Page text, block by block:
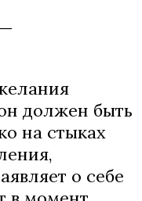
должен быть
на стыках
о себе